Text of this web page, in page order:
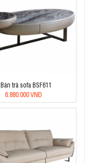
Bàn trà sofa BSF611
6.880.000 VNĐ